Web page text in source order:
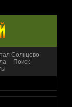
Солнцево
Поиск